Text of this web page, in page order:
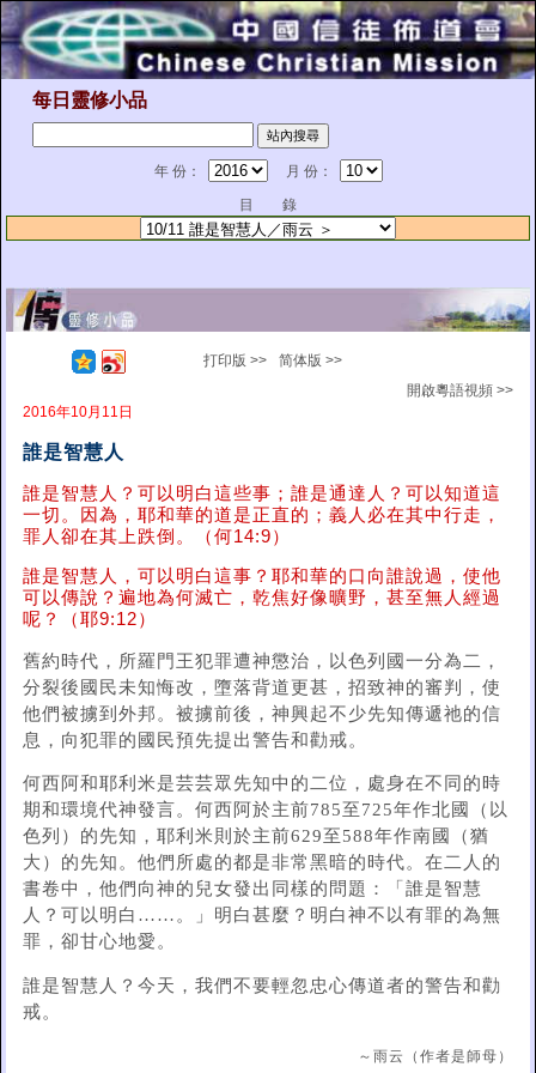
每日靈修小品
年 份：
月 份：
目 錄
打印版 >>
简体版 >>
開啟粵語視頻 >>
2016年10月11日
誰是智慧人
誰是智慧人？可以明白這些事；誰是通達人？可以知道這
一切。因為，耶和華的道是正直的；義人必在其中行走，
罪人卻在其上跌倒。（何14:9）
誰是智慧人，可以明白這事？耶和華的口向誰說過，使他
可以傳說？遍地為何滅亡，乾焦好像曠野，甚至無人經過
呢？（耶9:12）
舊約時代，所羅門王犯罪遭神懲治，以色列國一分為二，
分裂後國民未知悔改，墮落背道更甚，招致神的審判，使
他們被擄到外邦。被擄前後，神興起不少先知傳遞祂的信
息，向犯罪的國民預先提出警告和勸戒。
何西阿和耶利米是芸芸眾先知中的二位，處身在不同的時
期和環境代神發言。何西阿於主前785至725年作北國（以
色列）的先知，耶利米則於主前629至588年作南國（猶
大）的先知。他們所處的都是非常黑暗的時代。在二人的
書卷中，他們向神的兒女發出同樣的問題：「誰是智慧
人？可以明白……。」明白甚麼？明白神不以有罪的為無
罪，卻甘心地愛。
誰是智慧人？今天，我們不要輕忽忠心傳道者的警告和勸
戒。
～雨云（作者是師母）